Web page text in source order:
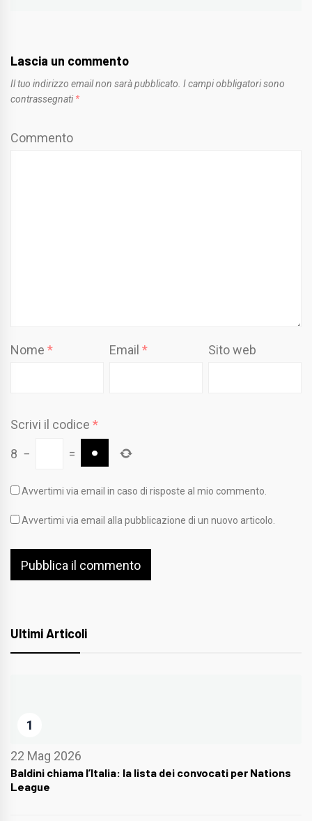
Lascia un commento
Il tuo indirizzo email non sarà pubblicato. I campi obbligatori sono
contrassegnati *
Commento
Nome * Email* Sito web
Scrivi il codice *
8 − =
Avvertimi via email in caso di risposte al mio commento.
Avvertimi via email alla pubblicazione di un nuovo articolo.
Ultimi Articoli
1
22 Mag 2026
Baldini chiama l’Italia: la lista dei convocati per Nations
League